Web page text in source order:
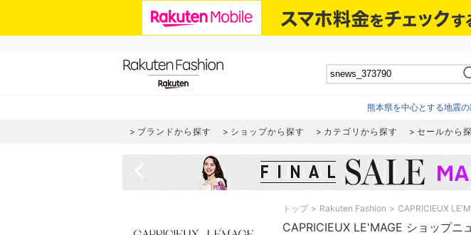
熊本県を中心とする地震
ブランドから探す ショップから探す カテゴリから探す セールから
トップ Rakuten Fashion CAPRICIEUX
CAPRICIEUX LE'MAGE ショップニ